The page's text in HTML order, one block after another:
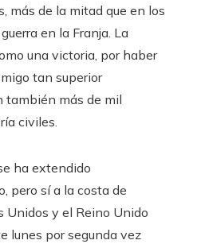
más de la mitad que en los
en la Franja. La
una victoria, por haber
tan superior
también más de mil
civiles.
ha extendido
pero sí a la costa de
Unidos y el Reino Unido
lunes por segunda vez